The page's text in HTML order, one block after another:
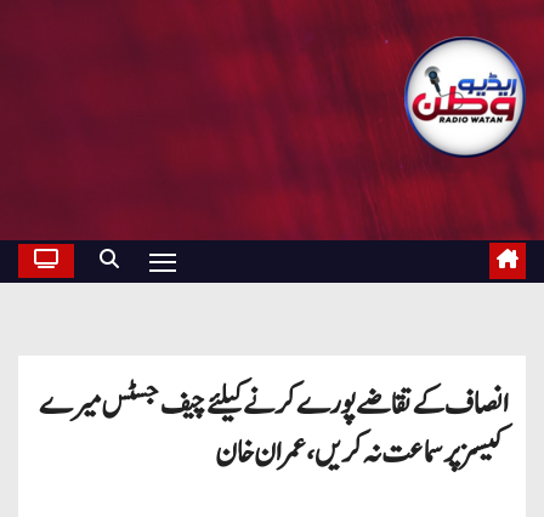
انصاف کے تقاضے پورے کرنے کیلئے چیف جسٹس میرے
کیسز پر سماعت نہ کریں ، عمران خان